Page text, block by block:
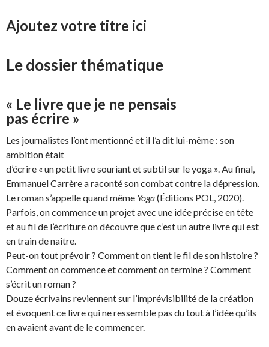
Ajoutez votre titre ici
Le dossier thématique
« Le livre que je ne pensais
pas écrire »
Les journalistes l’ont mentionné et il l’a dit lui-même : son
ambition était
d’écrire « un petit livre souriant et subtil sur le yoga ». Au final,
Emmanuel Carrère a raconté son combat contre la dépression.
Le roman s’appelle quand même Yoga(Éditions POL, 2020).
Parfois, on commence un projet avec une idée précise en tête
et au fil de l’écriture on découvre que c’est un autre livre qui est
en train de naître.
Peut-on tout prévoir ? Comment on tient le fil de son histoire ?
Comment on commence et comment on termine ? Comment
s’écrit un roman ?
Douze écrivains reviennent sur l’imprévisibilité de la création
et évoquent ce livre qui ne ressemble pas du tout à l’idée qu’ils
en avaient avant de le commencer.